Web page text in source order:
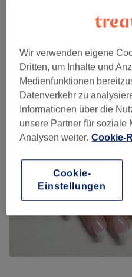
Maniküre & Pediküre (11)
Unsere Arbeit
Bild anklicken für weitere
Wir verwenden eigene
Dritten, um Inhalte und
Medienfunktionen
Datenverkehr zu
Informationen über die
unsere Partner für soziale
Analysen weiter. Cookie-
Cookie-
Einstellungen